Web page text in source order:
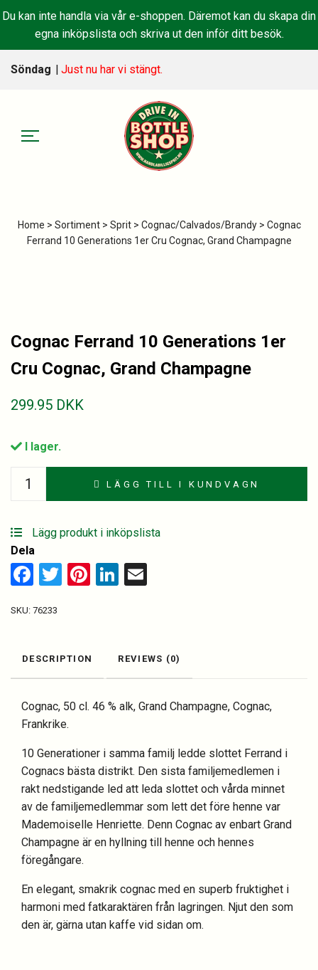
Du kan inte handla via vår e-shoppen. Däremot kan du skapa din
egna inköpslista och skriva ut den inför ditt besök.
Söndag | Just nu har vi stängt.
Home > Sortiment> Sprit> Cognac/Calvados/Brandy> Cognac
Ferrand 10 Generations 1er Cru Cognac, Grand Champagne
Cognac Ferrand 10 Generations 1er
Cru Cognac, Grand Champagne
299.95 DKK
I lager.
Cognac
Ferrand
Generations
1er
Cru
Cognac,
Champagne
LÄGG TILL I KUNDVAGN
Lägg produkt i inköpslista
Dela
Facebook
TwitterPinterest
LinkedIn
SKU: 76233
DESCRIPTION REVIEWS (0)
Cognac, 50 cl. 46 % alk, Grand Champagne, Cognac,
Frankrike.
10 Generationer i samma familj ledde slottet Ferrand i
Cognacs bästa distrikt. Den sista familjemedlemen i
rakt nedstigande led att leda slottet och vårda minnet
av de familjemedlemmar som lett det före henne var
Mademoiselle Henriette. Denn Cognac av enbart Grand
Champagne är en hyllning till henne och hennes
föregångare.
En elegant, smakrik cognac med en superb fruktighet i
harmoni med fatkaraktären från lagringen. Njut den som
den är, gärna utan kaffe vid sidan om.